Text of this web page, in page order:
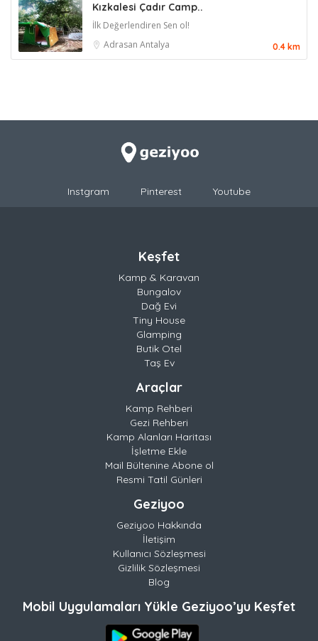
Kızkalesi Çadır Camp..
İlk Değerlendiren Sen ol!
Adrasan Antalya 0.4 km
Instgram Pinterest Youtube
Keşfet
Kamp & Karavan
Bungalov
Dağ Evi
Tiny House
Glamping
Butik Otel
Taş Ev
Araçlar
Kamp Rehberi
Gezi Rehberi
Kamp Alanları Haritası
İşletme Ekle
Mail Bültenine Abone ol
Resmi Tatil Günleri
Geziyoo
Geziyoo Hakkında
İletişim
Kullanıcı Sözleşmesi
Gizlilik Sözleşmesi
Blog
Mobil Uygulamaları Yükle Geziyoo’yu Keşfet